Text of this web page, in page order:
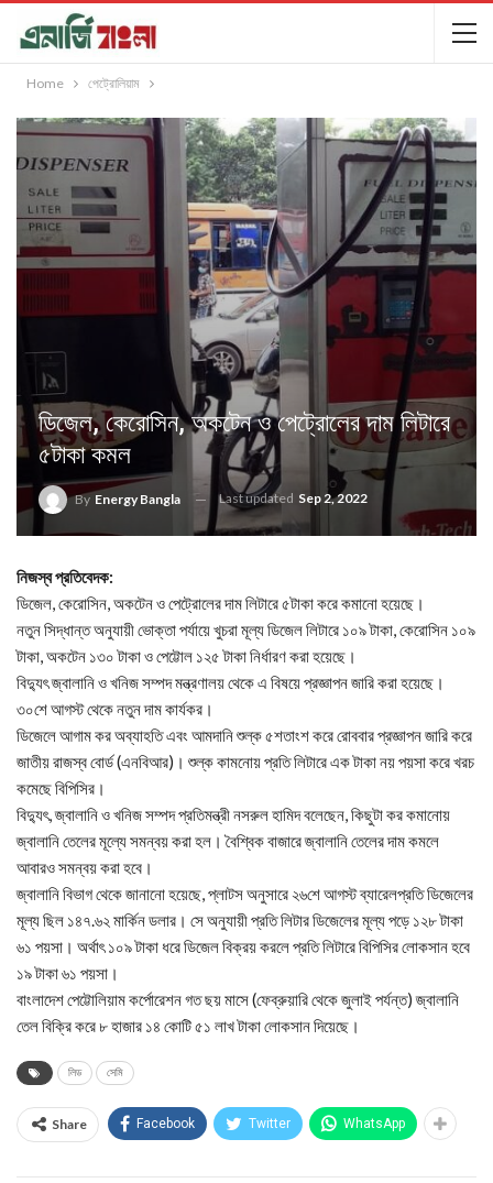
Home পেট্রোলিয়াম
ডিজেল, কেরোসিন, অকটেন ও পেট্রোলের দাম লিটারে
৫টাকা কমল
By Energy Bangla Last updated Sep 2, 2022
নিজস্ব প্রতিবেদক:
ডিজেল, কেরোসিন, অকটেন ও পেট্রোলের দাম লিটারে ৫টাকা করে কমানো হয়েছে।
নতুন সিদ্ধান্ত অনুযায়ী ভোক্তা পর্যায়ে খুচরা মূল্য ডিজেল লিটারে ১০৯ টাকা, কেরোসিন ১০৯
টাকা, অকটেন ১৩০ টাকা ও পেট্টোল ১২৫ টাকা নির্ধারণ করা হয়েছে।
বিদ্যুৎ জ্বালানি ও খনিজ সম্পদ মন্ত্রণালয় থেকে এ বিষয়ে প্রজ্ঞাপন জারি করা হয়েছে।
৩০শে আগস্ট থেকে নতুন দাম কার্যকর।
ডিজেলে আগাম কর অব্যাহতি এবং আমদানি শুল্ক ৫শতাংশ করে রোববার প্রজ্ঞাপন জারি করে
জাতীয় রাজস্ব বোর্ড (এনবিআর)। শুল্ক কামনোয় প্রতি লিটারে এক টাকা নয় পয়সা করে খরচ
কমেছে বিপিসির।
বিদ্যুৎ, জ্বালানি ও খনিজ সম্পদ প্রতিমন্ত্রী নসরুল হামিদ বলেছেন, কিছুটা কর কমানোয়
জ্বালানি তেলের মূল্যে সমন্বয় করা হল। বৈশ্বিক বাজারে জ্বালানি তেলের দাম কমলে
আবারও সমন্বয় করা হবে।
জ্বালানি বিভাগ থেকে জানানো হয়েছে, প্লাটস অনুসারে ২৬শে আগস্ট ব্যারেলপ্রতি ডিজেলের
মূল্য ছিল ১৪৭.৬২ মার্কিন ডলার। সে অনুযায়ী প্রতি লিটার ডিজেলের মূল্য পড়ে ১২৮ টাকা
৬১ পয়সা। অর্থাৎ ১০৯ টাকা ধরে ডিজেল বিক্রয় করলে প্রতি লিটারে বিপিসির লোকসান হবে
১৯ টাকা ৬১ পয়সা।
বাংলাদেশ পেট্টোলিয়াম কর্পোরেশন গত ছয় মাসে (ফেব্রুয়ারি থেকে জুলাই পর্যন্ত) জ্বালানি
তেল বিক্রি করে ৮ হাজার ১৪ কোটি ৫১ লাখ টাকা লোকসান দিয়েছে।
লিড সেমি
Share Facebook Twitter WhatsApp